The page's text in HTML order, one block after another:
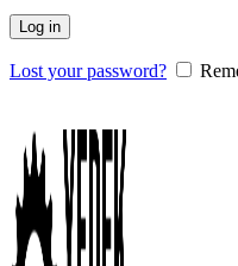
Log in
Lost your password?